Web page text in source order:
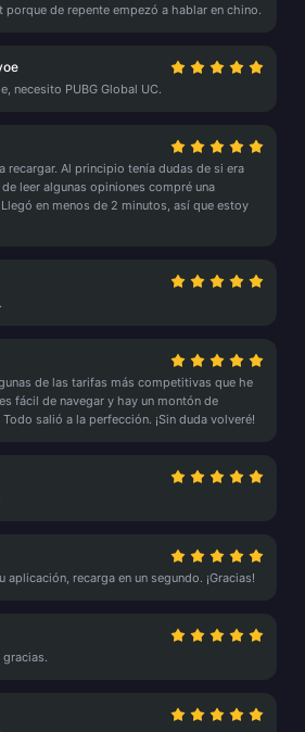
porque de repente empezó a hablar en chino.
necesito PUBG Global UC.
recargar. Al principio tenía dudas de si era
leer algunas opiniones compré una
en menos de 2 minutos, así que estoy
de las tarifas más competitivas que he
fácil de navegar y hay un montón de
salió a la perfección. ¡Sin duda volveré!
aplicación, recarga en un segundo. ¡Gracias!
gracias.